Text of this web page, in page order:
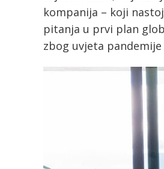
kompanija – koji
pitanja u prvi plan
zbog uvjeta